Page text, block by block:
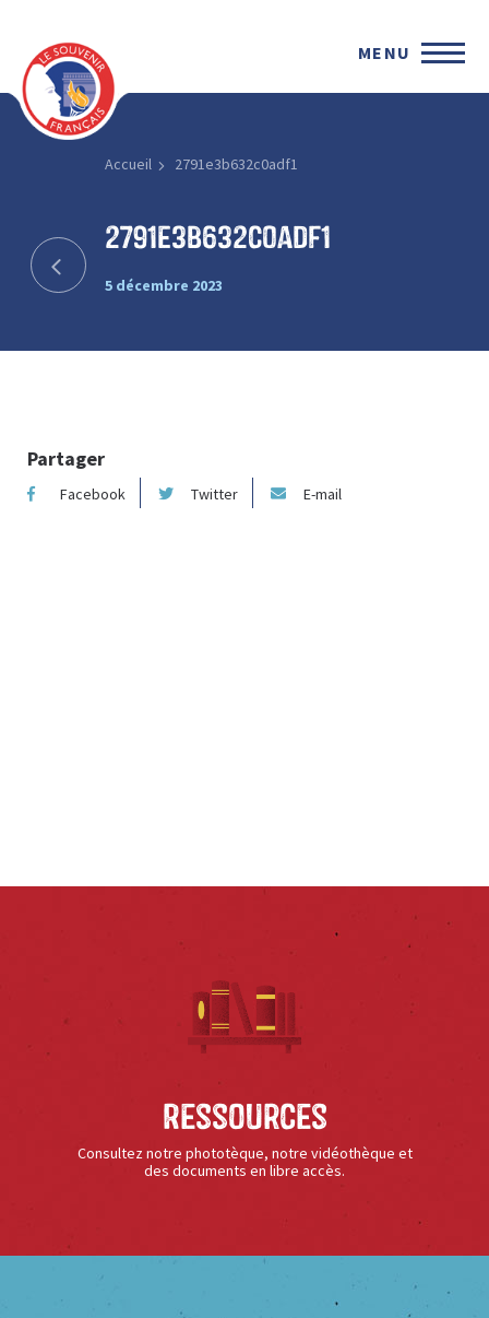
MENU
Accueil 2791e3b632c0adf1
2791e3b632c0adf1
5 décembre 2023
Partager
Facebook Twitter E-mail
Ressources
Consultez notre phototèque, notre vidéothèque et
des documents en libre accès.